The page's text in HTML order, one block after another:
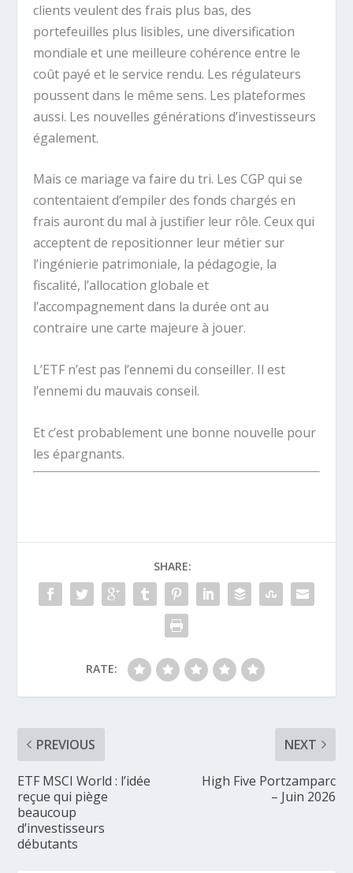
clients veulent des frais plus bas, des
portefeuilles plus lisibles, une diversification
mondiale et une meilleure cohérence entre le
coût payé et le service rendu. Les régulateurs
poussent dans le même sens. Les plateformes
aussi. Les nouvelles générations d’investisseurs
également.
Mais ce mariage va faire du tri. Les CGP qui se
contentaient d’empiler des fonds chargés en
frais auront du mal à justifier leur rôle. Ceux qui
acceptent de repositionner leur métier sur
l’ingénierie patrimoniale, la pédagogie, la
fiscalité, l’allocation globale et
l’accompagnement dans la durée ont au
contraire une carte majeure à jouer.
L’ETF n’est pas l’ennemi du conseiller. Il est
l’ennemi du mauvais conseil.
Et c’est probablement une bonne nouvelle pour
les épargnants.
SHARE:
RATE:
PREVIOUS
ETF MSCI World : l’idée
reçue qui piège
beaucoup
d’investisseurs
débutants
NEXT
High Five Portzamparc
– Juin 2026